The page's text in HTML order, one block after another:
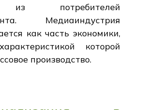
из потребителей
Медиаиндустрия
как часть экономики,
которой
производство.